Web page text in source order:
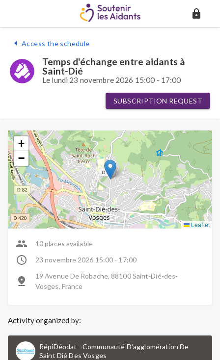
Access the schedule
Temps d'échange entre aidants à
Saint-Dié
Le lundi 23 novembre 2026 15:00 - 17:00
SUBSCRIPTION REQUEST
+
−
Leaflet
10 places available
23 novembre 2026 15:00 - 17:00
19 Avenue De Robache, 88100 Saint-Dié-des-
Vosges, France
Activity organized by:
RépiDéodat - Communauté D'agglomération De
Saint Dié Des Vosges